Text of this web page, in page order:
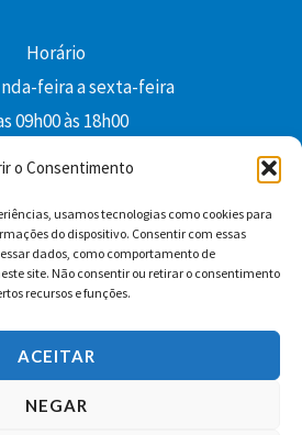
o Consentimento
usamos tecnologias como cookies para
do dispositivo. Consentir com essas
dados, como comportamento de
site. Não consentir ou retirar o consentimento
recursos e funções.
ACEITAR
NEGAR
Horário
feira a sexta-feira
09h00 às 18h00
Instagram
Whatsapp
Gerais de Venda